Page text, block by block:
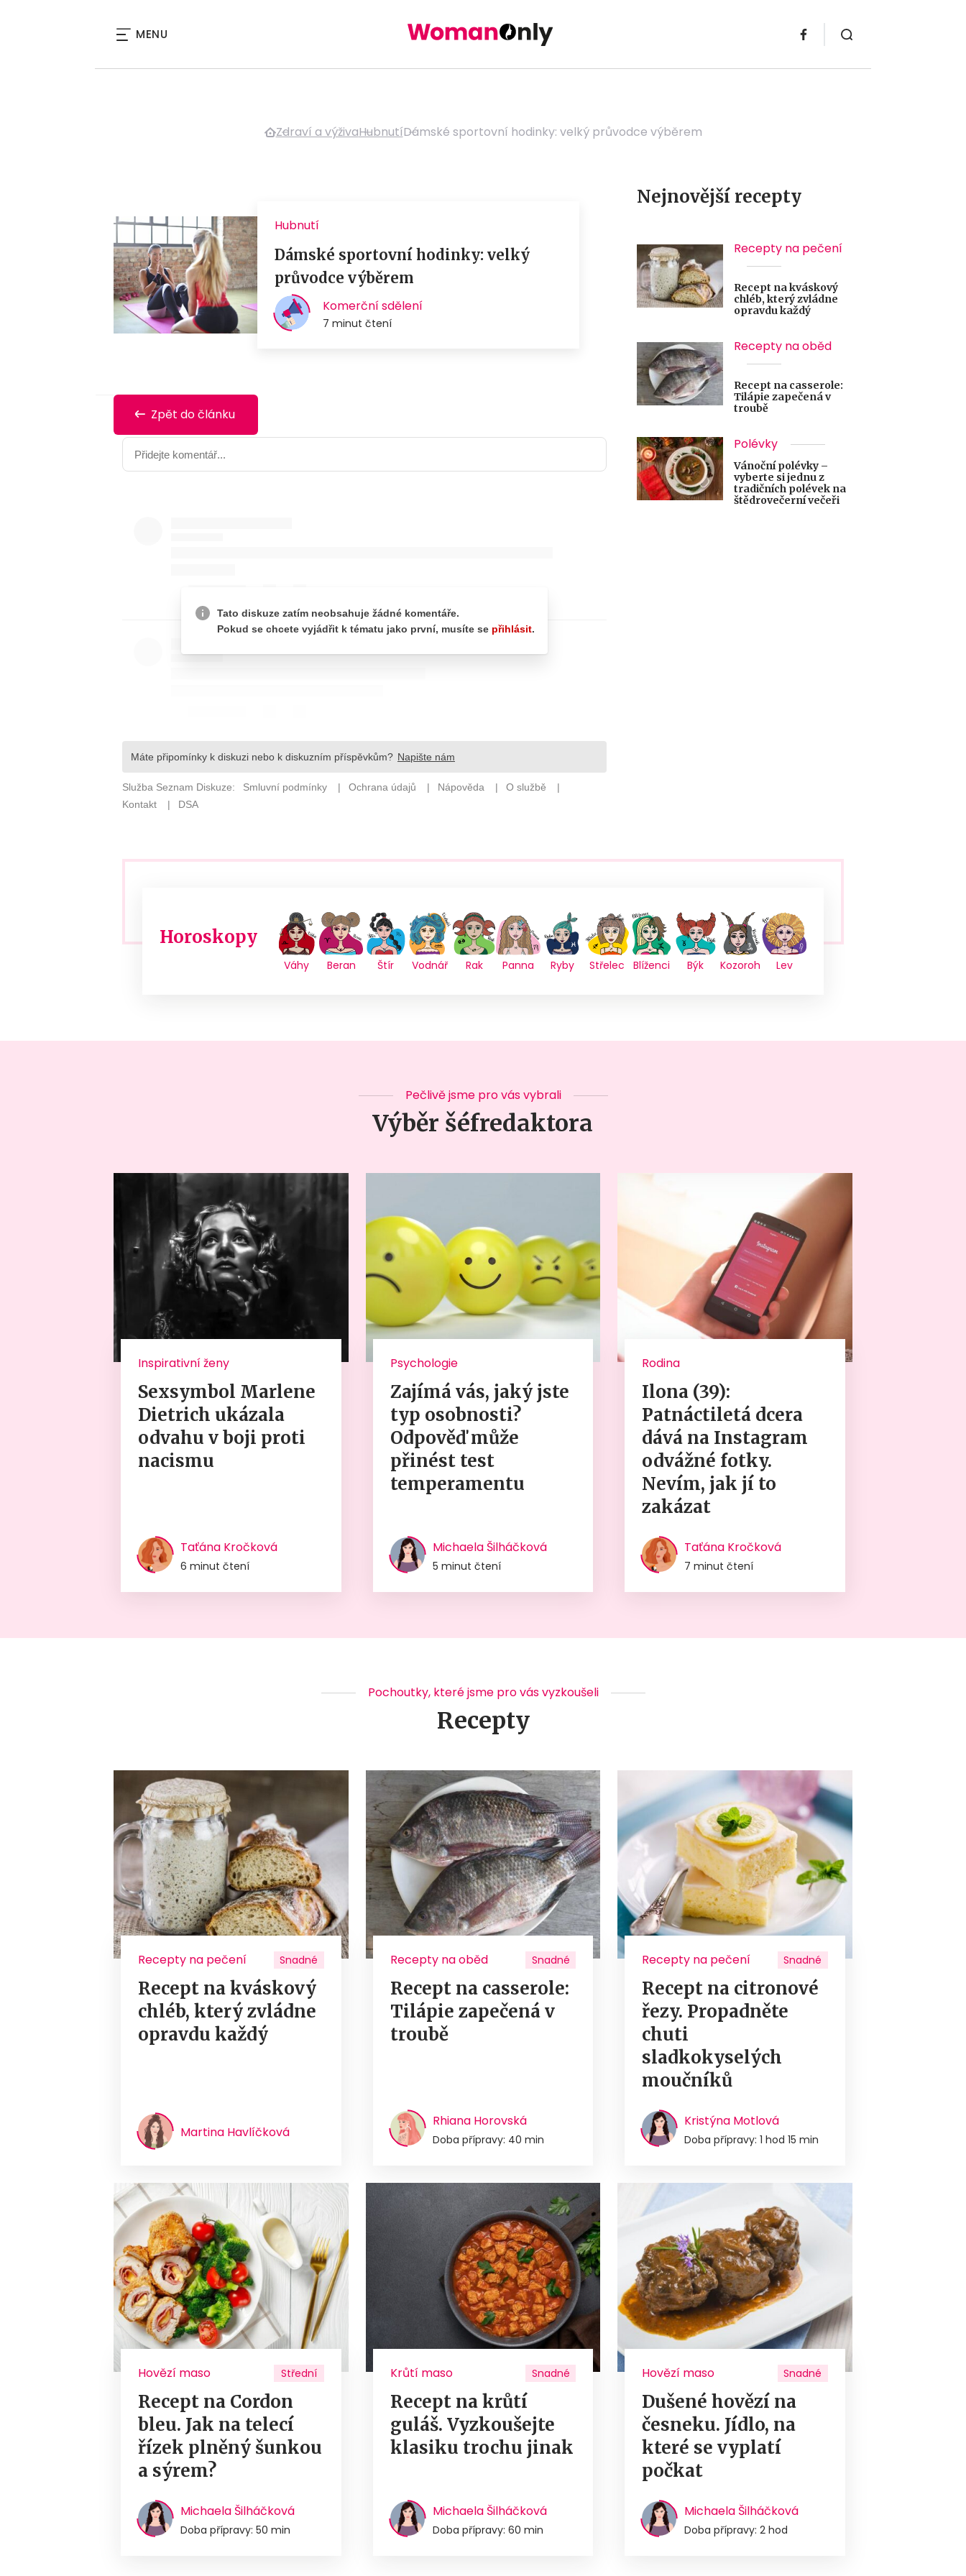
MENU
Zdraví a výživaHubnutíDámské sportovní hodinky: velký průvodce výběrem
Zpět do článku
Nejnovější recepty
Recepty na pečení
Recept na kváskový
chléb, který zvládne
opravdu každý
Recepty na oběd
Recept na casserole:
Tilápie zapečená v
troubě
Polévky
Vánoční polévky –
vyberte si jednu z
tradičních polévek na
štědrovečerní večeři
Horoskopy
Váhy Beran Štír Vodnář Rak Panna Ryby Střelec Blíženci Býk Kozoroh Lev
Pečlivě jsme pro vás vybrali
Výběr šéfredaktora
Inspirativní ženy
Sexsymbol Marlene
Dietrich ukázala
odvahu v boji proti
nacismu
Taťána Kročková
6 minut čtení
Psychologie
Zajímá vás, jaký jste
typ osobnosti?
Odpověď může
přinést test
temperamentu
Michaela Šilháčková
5 minut čtení
Rodina
Ilona (39):
Patnáctiletá dcera
dává na Instagram
odvážné fotky.
Nevím, jak jí to
zakázat
Taťána Kročková
7 minut čtení
Pochoutky, které jsme pro vás vyzkoušeli
Recepty
Recepty na pečení Snadné
Recept na kváskový
chléb, který zvládne
opravdu každý
Martina Havlíčková
Recepty na oběd Snadné
Recept na casserole:
Tilápie zapečená v
troubě
Rhiana Horovská
Doba přípravy: 40 min
Recepty na pečení Snadné
Recept na citronové
řezy. Propadněte
chuti
sladkokyselých
moučníků
Kristýna Motlová
Doba přípravy: 1 hod 15 min
Hovězí maso Střední
Recept na Cordon
bleu. Jak na telecí
řízek plněný šunkou
a sýrem?
Michaela Šilháčková
Doba přípravy: 50 min
Krůtí maso Snadné
Recept na krůtí
guláš. Vyzkoušejte
klasiku trochu jinak
Michaela Šilháčková
Doba přípravy: 60 min
Hovězí maso Snadné
Dušené hovězí na
česneku. Jídlo, na
které se vyplatí
počkat
Michaela Šilháčková
Doba přípravy: 2 hod